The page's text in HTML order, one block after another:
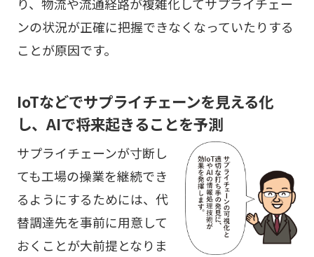
ンの状況が正確に把握できなくなっていたりする
ことが原因です。
IoTなどでサプライチェーンを見える化
し、AIで将来起きることを予測
サプライチェーンが寸断し
ても工場の操業を継続でき
るようにするためには、代
替調達先を事前に用意して
おくことが大前提となりま